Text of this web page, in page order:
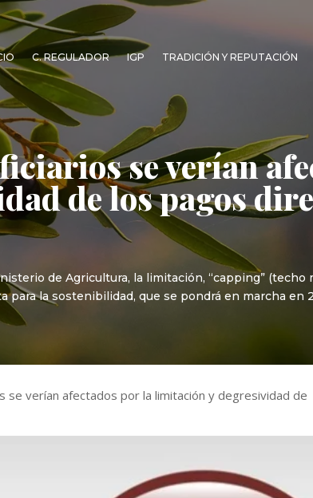
C. REGULADOR IGP TRADICIÓN Y REPUTACIÓN
se verían
de los pagos
de Agricultura, la limitación, “capping”
para la sostenibilidad, que se pondrá en marcha en
se verían afectados por la limitación y degresividad de